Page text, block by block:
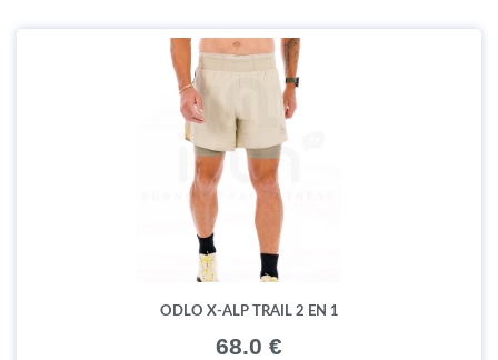
ODLO X-ALP TRAIL 2 EN 1
68.0 €